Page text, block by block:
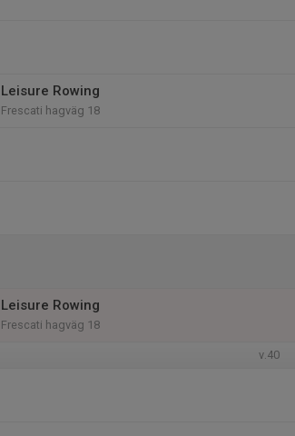
Leisure Rowing
Frescati hagväg 18
Leisure Rowing
Frescati hagväg 18
v.40